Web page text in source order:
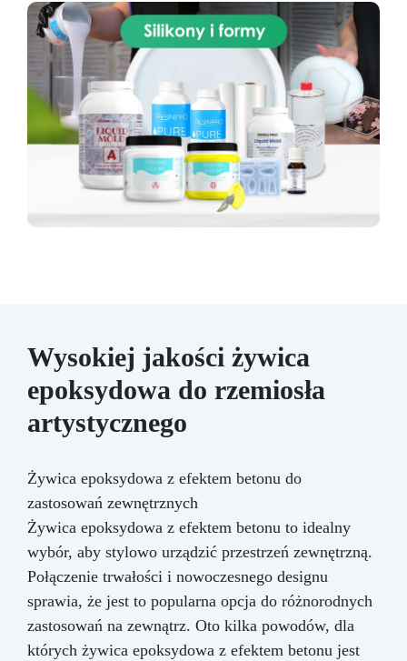
Wysokiej jakości żywica
epoksydowa do rzemiosła
artystycznego
Żywica epoksydowa z efektem betonu do
zastosowań zewnętrznych
Żywica epoksydowa z efektem betonu to idealny
wybór, aby stylowo urządzić przestrzeń zewnętrzną.
Połączenie trwałości i nowoczesnego designu
sprawia, że jest to popularna opcja do różnorodnych
zastosowań na zewnątrz. Oto kilka powodów, dla
których żywica epoksydowa z efektem betonu jest